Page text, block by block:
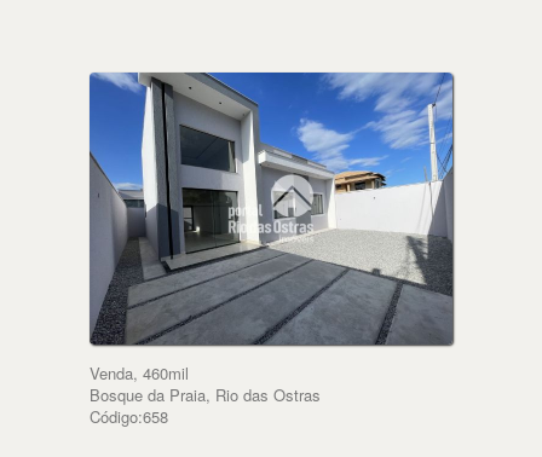
Venda, 460mil
Bosque da Praia, Rio das Ostras
Código:658